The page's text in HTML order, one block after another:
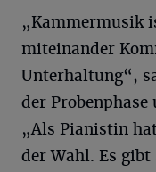
„Kammermusik
miteinander
Unterhaltung“,
der
„Als Pianistin
der Wahl. Es